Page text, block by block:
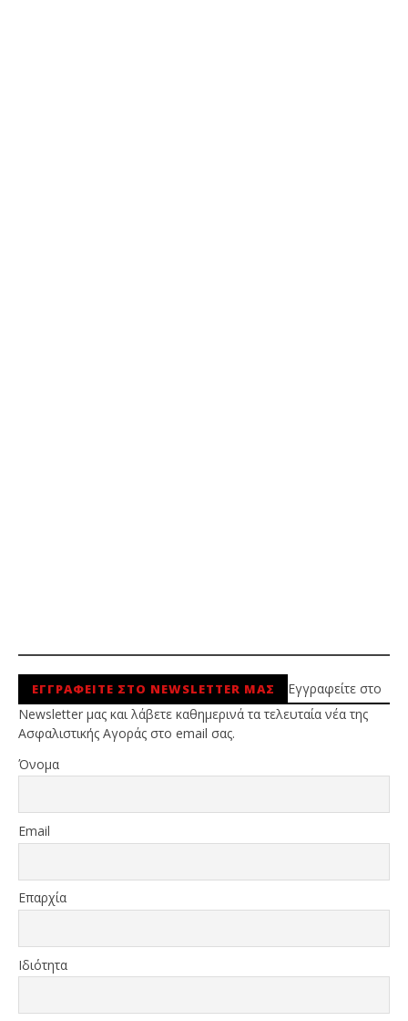
ΕΓΓΡΑΦΕΙΤΕ ΣΤΟ NEWSLETTER ΜΑΣ
Εγγραφείτε στο
Newsletter μας και λάβετε καθημερινά τα τελευταία νέα της
Ασφαλιστικής Αγοράς στο email σας.
Όνομα
Email
Επαρχία
Ιδιότητα